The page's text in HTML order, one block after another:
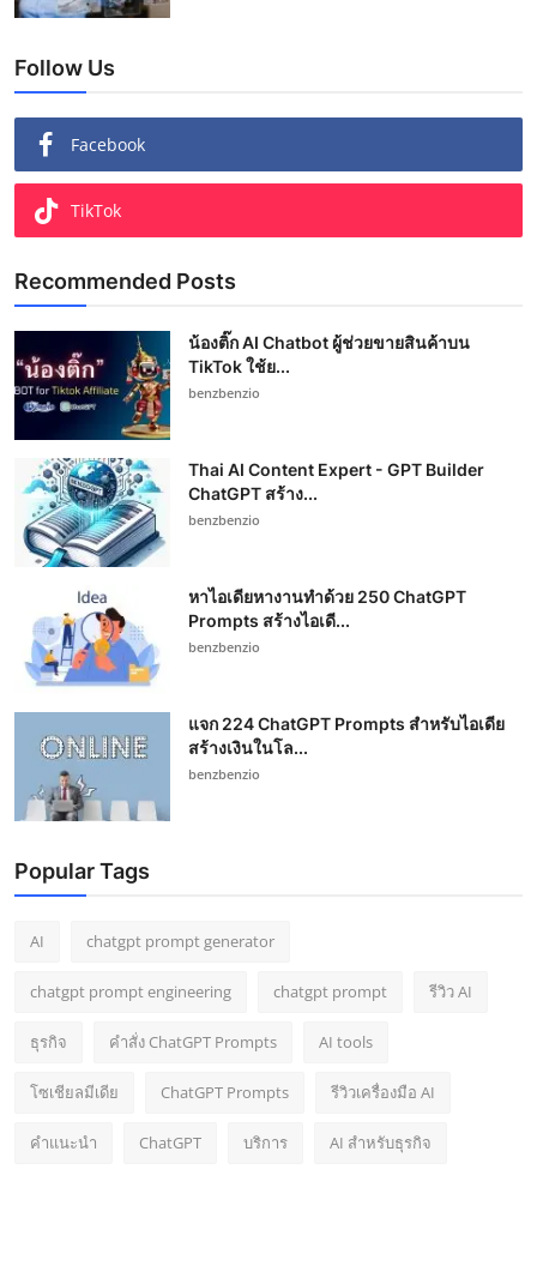
Follow Us
Facebook
TikTok
Recommended Posts
น้องติ๊ก AI Chatbot ผู้ช่วยขายสินค้าบน
TikTok ใช้ย...
benzbenzio
Thai AI Content Expert - GPT Builder
ChatGPT สร้าง...
benzbenzio
หาไอเดียหางานทำด้วย 250 ChatGPT
Prompts สร้างไอเดี...
benzbenzio
แจก 224 ChatGPT Prompts สำหรับไอเดีย
สร้างเงินในโล...
benzbenzio
Popular Tags
AI chatgpt prompt generator
chatgpt prompt engineering chatgpt prompt รีวิว AI
ธุรกิจ คำสั่ง ChatGPT Prompts AI tools
โซเชียลมีเดีย ChatGPT Prompts รีวิวเครื่องมือ AI
คำแนะนำ ChatGPT บริการ AI สำหรับธุรกิจ